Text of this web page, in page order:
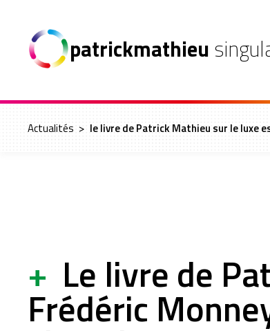
patrickmathieu
Actualités > le livre de Patrick Mathieu sur le luxe
+ Le livre de
Frédéric